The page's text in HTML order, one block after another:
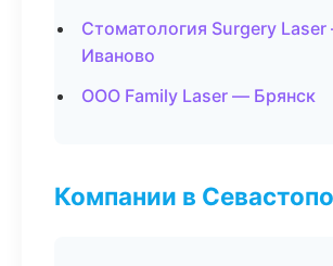
Стоматология Surgery
Иваново
ООО Family Laser — Брянск
Компании в